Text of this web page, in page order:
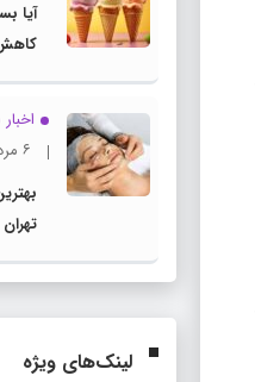
آیا
۶ مرداد ۱۴۰۵
لینک‌های ویژه